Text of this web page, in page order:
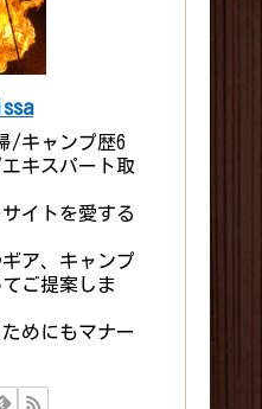
/キャンプ歴6
キスパート取
イトを愛する
ア、キャンプ
ご提案しま
めにもマナー